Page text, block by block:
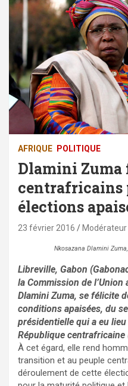
AFRIQUE POLITIQUE
Dlamini
centrafricains
élections
23 février 2016
Nkosazana Dlamini
Libreville, Gabon
la Commission de
Dlamini Zuma, se félicite
conditions apaisées, du
présidentielle qui a eu
République centrafricaine
À cet égard, elle rend
transition et au peuple
déroulement de cette